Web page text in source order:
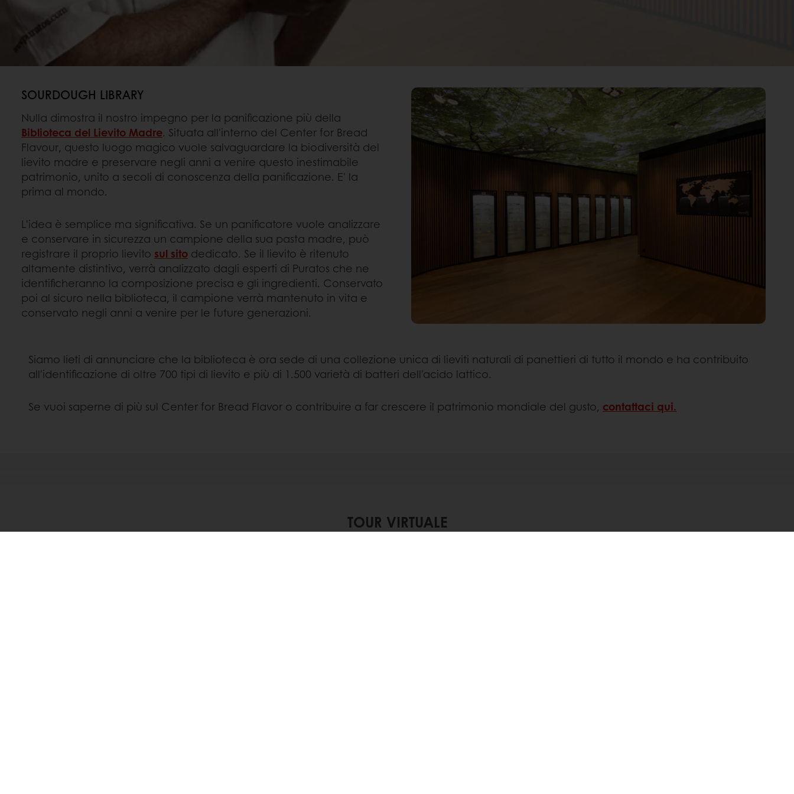
SOURDOUGH LIBRARY
Nulla dimostra il nostro impegno per la panificazione più della
Biblioteca del Lievito Madre. Situata all'interno del Center for Bread
Flavour, questo luogo magico vuole salvaguardare la biodiversità del
lievito madre e preservare negli anni a venire questo inestimabile
patrimonio, unito a secoli di conoscenza della panificazione. E' la
prima al mondo.
L'idea è semplice ma significativa. Se un panificatore vuole analizzare
e conservare in sicurezza un campione della sua pasta madre, può
registrare il proprio lievito sul sito dedicato. Se il lievito è ritenuto
altamente distintivo, verrà analizzato dagli esperti di Puratos che ne
identificheranno la composizione precisa e gli ingredienti. Conservato
poi al sicuro nella biblioteca, il campione verrà mantenuto in vita e
conservato negli anni a venire per le future generazioni.
Siamo lieti di annunciare che la biblioteca è ora sede di una collezione unica di lieviti naturali di panettieri di tutto il mondo e ha contribuito
all'identificazione di oltre 700 tipi di lievito e più di 1.500 varietà di batteri dell'acido lattico.
Se vuoi saperne di più sul Center for Bread Flavor o contribuire a far crescere il patrimonio mondiale del gusto, contattaci qui.
TOUR VIRTUALE